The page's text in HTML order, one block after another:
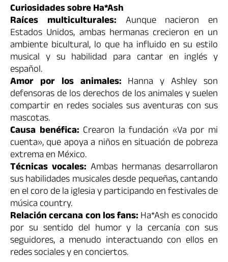
Curiosidades sobre Ha*Ash
Raíces multiculturales: Aunque nacieron en
Estados Unidos, ambas hermanas crecieron en un
ambiente bicultural, lo que ha influido en su estilo
musical y su habilidad para cantar en inglés y
español.
Amor por los animales: Hanna y Ashley son
defensoras de los derechos de los animales y suelen
compartir en redes sociales sus aventuras con sus
mascotas.
Causa benéfica: Crearon la fundación «Va por mi
cuenta», que apoya a niños en situación de pobreza
extrema en México.
Técnicas vocales: Ambas hermanas desarrollaron
sus habilidades musicales desde pequeñas, cantando
en el coro de la iglesia y participando en festivales de
música country.
Relación cercana con los fans:Ha*Ash es conocido
por su sentido del humor y la cercanía con sus
seguidores, a menudo interactuando con ellos en
redes sociales y en conciertos.